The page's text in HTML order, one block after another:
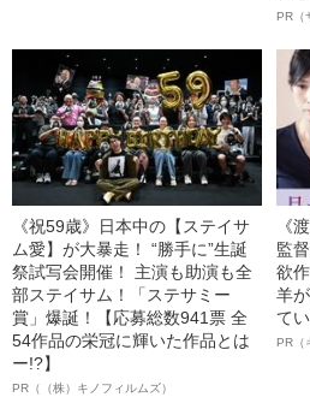
PR（
《祝59歳》日本中の【ステイサ
ム愛】が大暴走！ “勝手に”生誕
祭試写会開催！ 主演も助演も全
部ステイサム！「ステサミー
賞」爆誕！【応募総数941票 全
54作品の栄冠に輝いた作品とは
ー!?】
PR（（株）キノフィルムズ）
《
監
欲
羊
て
PR（